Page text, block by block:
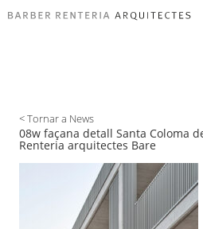
< Tornar a News
08w façana detall Santa Coloma
Renteria arquitectes Bare